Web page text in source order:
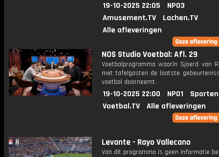
19-10-2025 22:05
NPO3
Amusement.TV
Lachen.TV
Alle afleveringen
NOS Studio Voetbal: Afl. 29
Voetbalprogramma waarin Sjoerd van
met tafelgasten de laatste
voetbal doorneemt.
19-10-2025 22:00 NPO1
Voetbal.TV
Alle afleveringen
Levante - Rayo Vallecano
Van dit programma is geen informatie